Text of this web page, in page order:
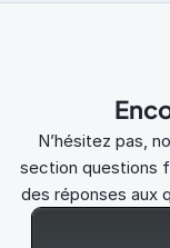
N’hésitez pas,
section questions
des réponses aux